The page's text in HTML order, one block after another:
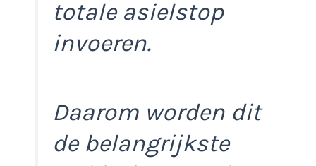
totale asielstop
invoeren.
Daarom worden dit
de belangrijkste